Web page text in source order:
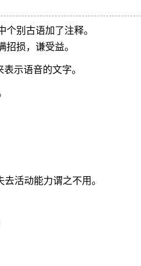
别古语加了注释。
损，谦受益。
示语音的文字。
活动能力谓之不用。